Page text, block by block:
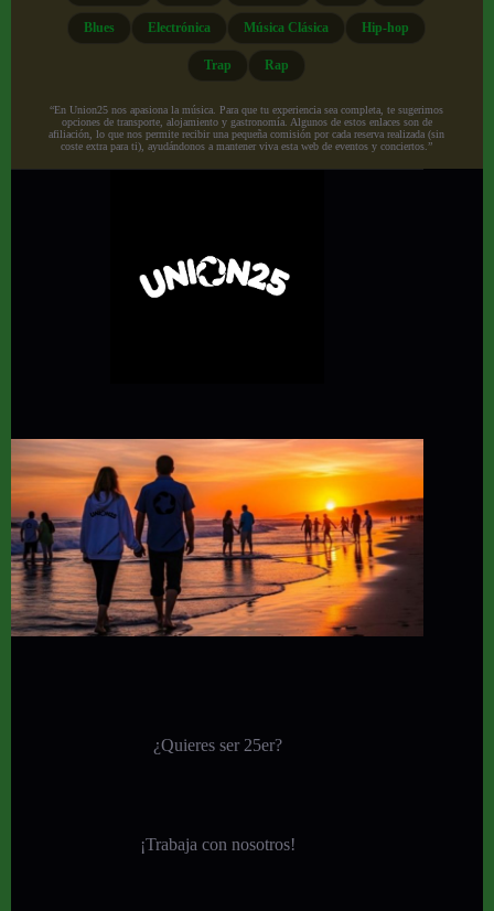
Blues Electrónica Música Clásica Hip-hop
Trap Rap
“En Union25 nos apasiona la música. Para que tu experiencia sea completa, te sugerimos
opciones de transporte, alojamiento y gastronomía. Algunos de estos enlaces son de
afiliación, lo que nos permite recibir una pequeña comisión por cada reserva realizada (sin
coste extra para ti), ayudándonos a mantener viva esta web de eventos y conciertos.”
¿Quieres ser 25er?
¡Trabaja con nosotros!